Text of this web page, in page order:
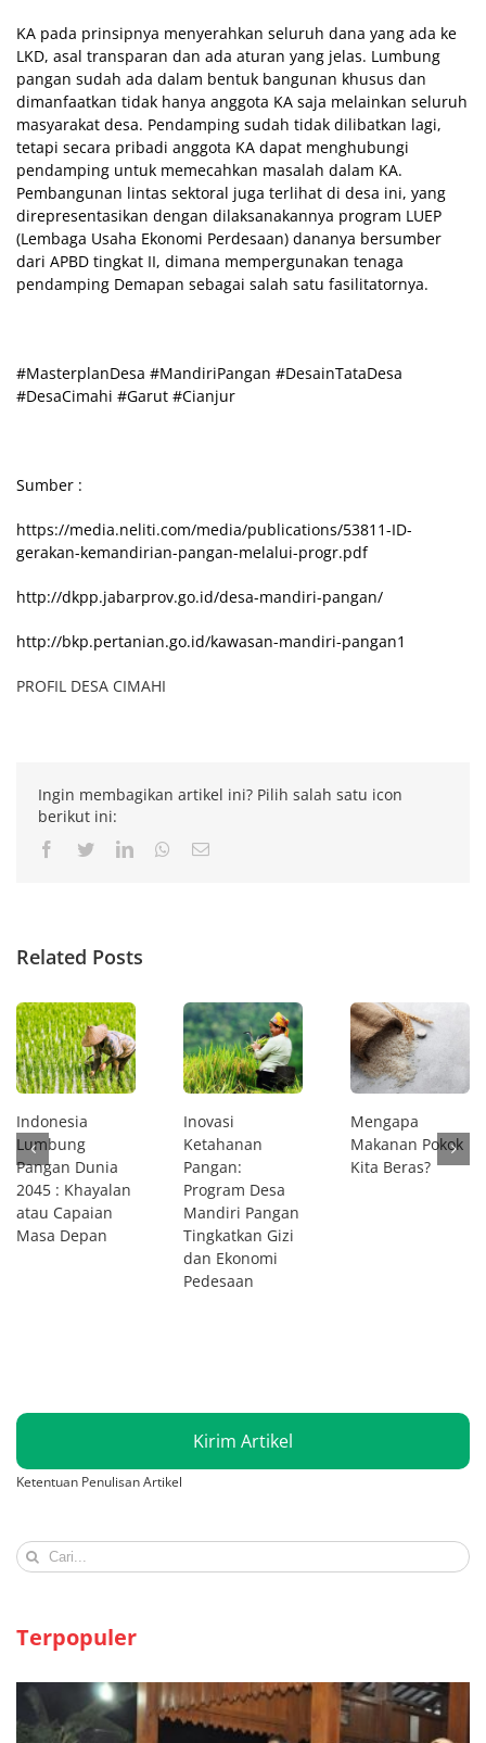
KA pada prinsipnya menyerahkan seluruh dana yang ada ke
LKD, asal transparan dan ada aturan yang jelas. Lumbung
pangan sudah ada dalam bentuk bangunan khusus dan
dimanfaatkan tidak hanya anggota KA saja melainkan seluruh
masyarakat desa. Pendamping sudah tidak dilibatkan lagi,
tetapi secara pribadi anggota KA dapat menghubungi
pendamping untuk memecahkan masalah dalam KA.
Pembangunan lintas sektoral juga terlihat di desa ini, yang
direpresentasikan dengan dilaksanakannya program LUEP
(Lembaga Usaha Ekonomi Perdesaan) dananya bersumber
dari APBD tingkat II, dimana mempergunakan tenaga
pendamping Demapan sebagai salah satu fasilitatornya.
#MasterplanDesa #MandiriPangan #DesainTataDesa
#DesaCimahi #Garut #Cianjur
Sumber :
https://media.neliti.com/media/publications/53811-ID-
gerakan-kemandirian-pangan-melalui-progr.pdf
http://dkpp.jabarprov.go.id/desa-mandiri-pangan/
http://bkp.pertanian.go.id/kawasan-mandiri-pangan1
PROFIL DESA CIMAHI
Ingin membagikan artikel ini? Pilih salah satu icon
berikut ini:
Facebook
TwitterLinkedInWhatsapp
Email
Related Posts
Indonesia
Lumbung
Pangan Dunia
2045 : Khayalan
atau Capaian
Masa Depan
Inovasi
Ketahanan
Pangan:
Program Desa
Mandiri Pangan
Tingkatkan Gizi
dan Ekonomi
Pedesaan
Mengapa
Makanan Pokok
Kita Beras?
Kirim Artikel
Ketentuan Penulisan Artikel
Search
for:
Terpopuler